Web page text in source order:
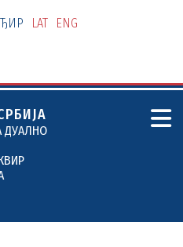
ЂИР LAT ENG
ДУАЛНО